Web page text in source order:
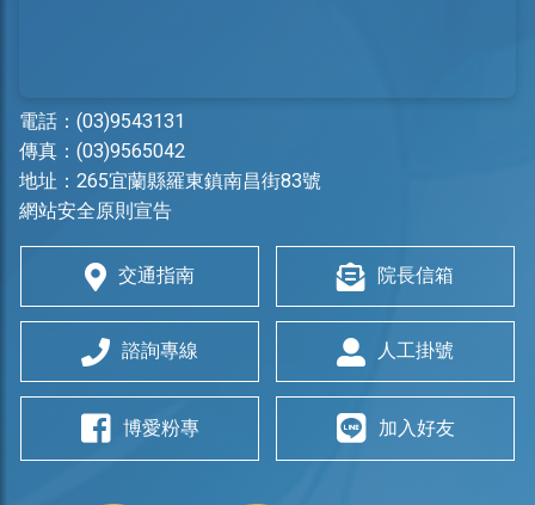
電話： (03)9543131
傳真：(03)9565042
地址： 265宜蘭縣羅東鎮南昌街83號
網站安全原則宣告
交通指南 院長信箱
諮詢專線 人工掛號
博愛粉專 加入好友